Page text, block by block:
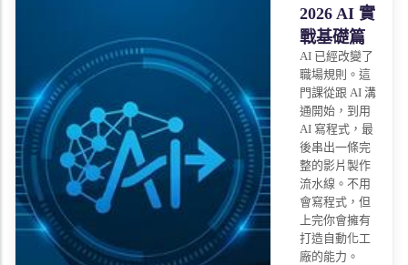
2026 AI 實
戰基礎篇
AI 已經改變了
職場規則。這
門課從跟 AI 溝
通開始，到用
AI 寫程式，最
後串出一條完
整的影片製作
流水線。不用
會寫程式，但
上完你會擁有
打造自動化工
廠的能力。